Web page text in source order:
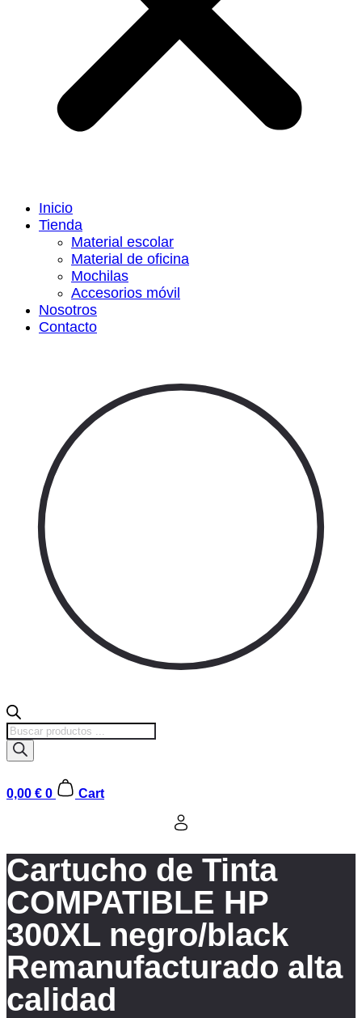
Inicio
Tienda
Material escolar
Material de oficina
Mochilas
Accesorios móvil
Nosotros
Contacto
Búsqueda
de
productos
0,00 € 0 Cart
Cartucho de Tinta
COMPATIBLE HP
300XL negro/black
Remanufacturado alta
calidad